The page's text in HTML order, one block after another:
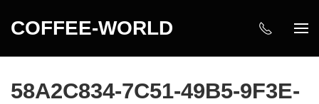
COFFEE-WORLD
58A2C834-7C51-49B5-9F3E-